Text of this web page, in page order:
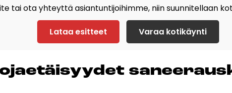
tai ota yhteyttä asiantuntijoihimme, niin suunnitellaan
Lataa esitteet Varaa kotikäynti